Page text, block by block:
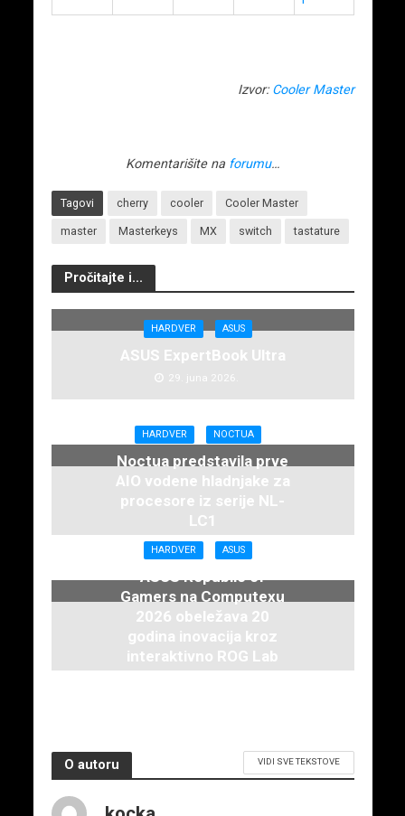
Izvor: Cooler Master
Komentarišite na forumu…
Tagovi cherry cooler Cooler Master
master Masterkeys MX switch tastature
Pročitajte i...
HARDVER ASUS
ASUS ExpertBook Ultra
29. juna 2026.
HARDVER NOCTUA
Noctua predstavila prve
AIO vodene hladnjake za
procesore iz serije NL-
LC1
16. juna 2026.
HARDVER ASUS
ASUS Republic of
Gamers na Computexu
2026 obeležava 20
godina inovacija kroz
interaktivno ROG Lab
iskustvo
O autoru VIDI SVE TEKSTOVE